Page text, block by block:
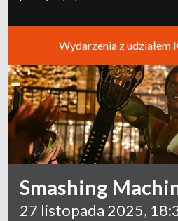
Wydarzenia z udziałem
Smashing
27 listopada 2025,